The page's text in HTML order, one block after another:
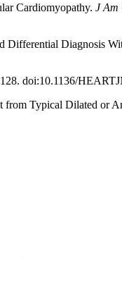
Cardiomyopathy. J Am
Differential Diagnosis
doi:10.1136/
Typical Dilated or